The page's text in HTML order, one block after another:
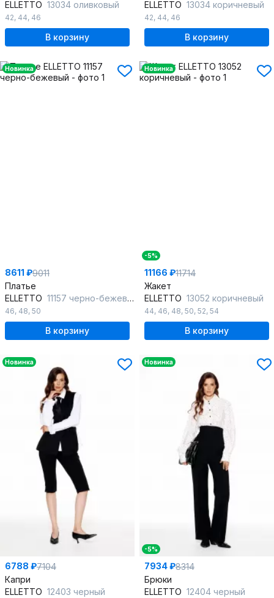
ELLETTO 13034 оливковый
42, 44, 46
В корзину
ELLETTO 13034 коричневый
42, 44, 46
В корзину
Новинка
8611 ₽9011
Платье
ELLETTO 11157 черно-бежевый
46, 48, 50
В корзину
Новинка
-5%
11166 ₽11714
Жакет
ELLETTO 13052 коричневый
44, 46, 48, 50, 52, 54
В корзину
Новинка
6788 ₽7104
Капри
ELLETTO 12403 черный
Новинка
-5%
7934 ₽8314
Брюки
ELLETTO 12404 черный